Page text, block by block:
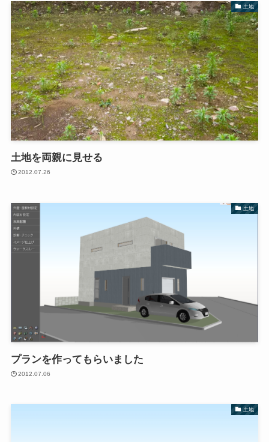
土地
土地を両親に見せる
2012.07.26
土地
プランを作ってもらいました
2012.07.06
土地